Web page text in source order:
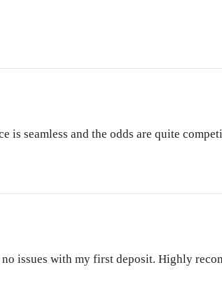
is seamless and the odds are quite
issues with my first deposit. Highly